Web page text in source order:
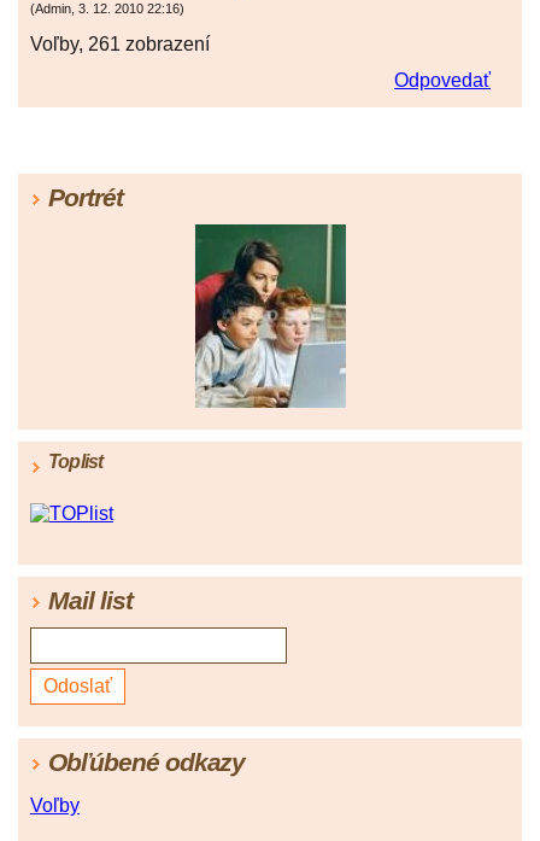
(Admin, 3. 12. 2010 22:16)
Voľby, 261 zobrazení
Odpovedať
Portrét
Toplist
Mail list
Obľúbené odkazy
Voľby